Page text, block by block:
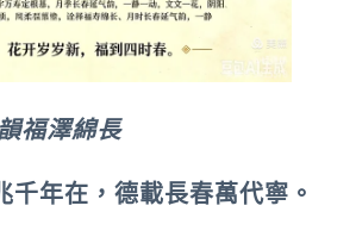
福澤綿長
千年在，德載長春萬代寧。